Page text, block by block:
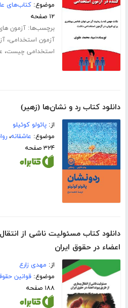
موضوع:کتاب‌های
۱۲ صفحه
برچسب‌ها:آزمون
آزمون استخدامی،
استخدامی چیست،
دانلود کتاب رد و نشان‌ها (زهیر)
از:پائولو کوئیلو
موضوع: عاشقانه،
۳۲۴ صفحه
دانلود کتاب مسئولیت ناشی از
اعضاء در حقوق ایران
از: مهدی زارع
موضوع:قوانین
۱۸۸ صفحه